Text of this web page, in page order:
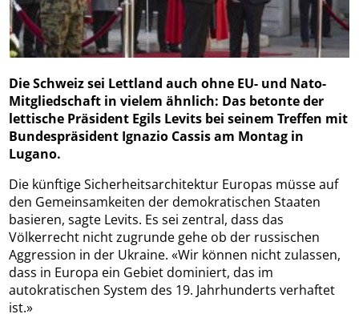
Die Schweiz sei Lettland auch ohne EU- und Nato-
Mitgliedschaft in vielem ähnlich: Das betonte der
lettische Präsident Egils Levits bei seinem Treffen mit
Bundespräsident Ignazio Cassis am Montag in
Lugano.
Die künftige Sicherheitsarchitektur Europas müsse auf
den Gemeinsamkeiten der demokratischen Staaten
basieren, sagte Levits. Es sei zentral, dass das
Völkerrecht nicht zugrunde gehe ob der russischen
Aggression in der Ukraine. «Wir können nicht zulassen,
dass in Europa ein Gebiet dominiert, das im
autokratischen System des 19. Jahrhunderts verhaftet
ist.»